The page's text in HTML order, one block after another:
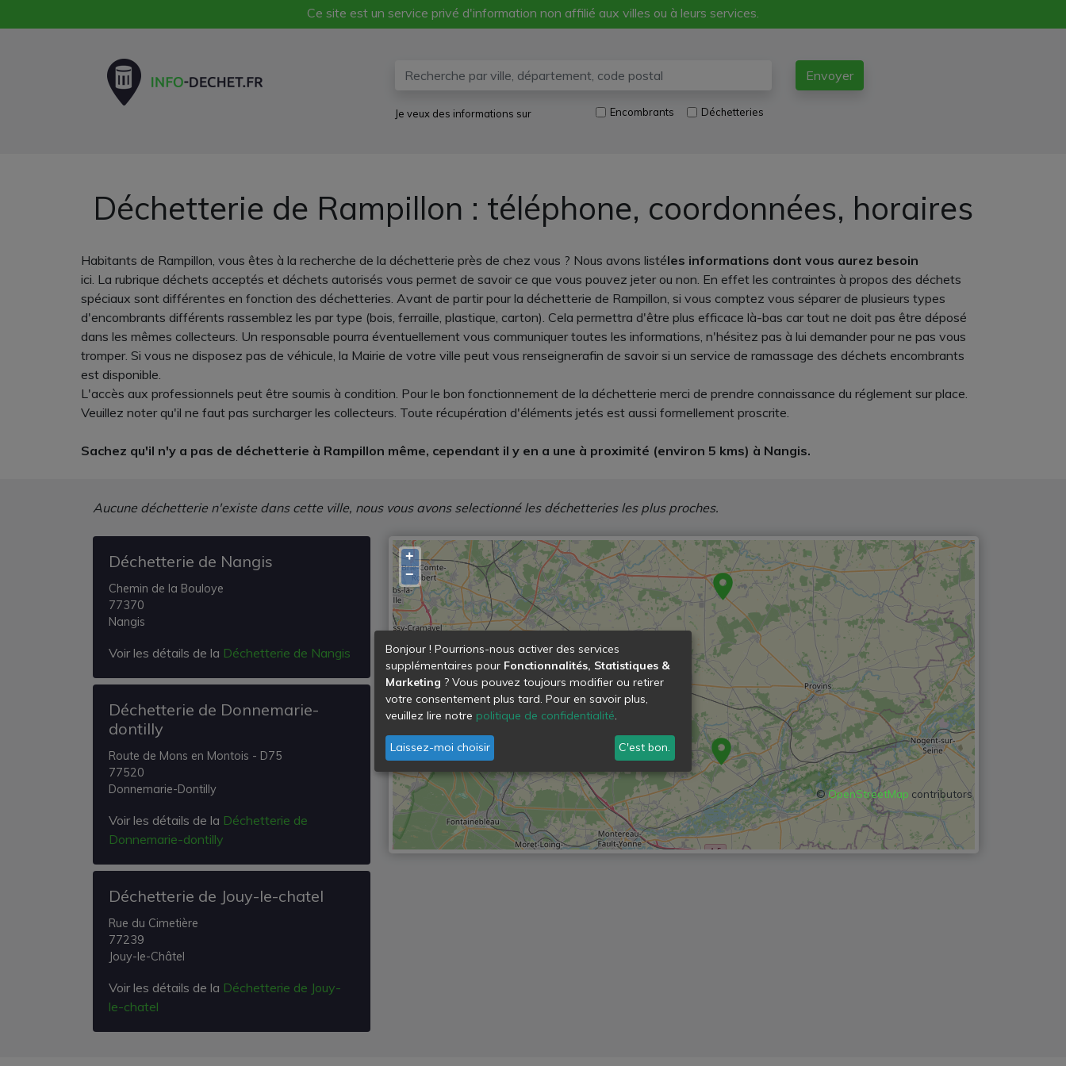
Ce site est un service privé d'information non affilié aux villes ou à leurs services.
Envoyer
Je veux des informations sur Encombrants Déchetteries
Déchetterie de Rampillon : téléphone, coordonnées, horaires
Habitants de Rampillon, vous êtes à la recherche de la déchetterie près de chez vous ? Nous avons listéles informations dont vous aurez besoin
ici. La rubrique déchets acceptés et déchets autorisés vous permet de savoir ce que vous pouvez jeter ou non. En effet les contraintes à propos des déchets
spéciaux sont différentes en fonction des déchetteries. Avant de partir pour la déchetterie de Rampillon, si vous comptez vous séparer de plusieurs types
d'encombrants différents rassemblez les par type (bois, ferraille, plastique, carton). Cela permettra d'être plus efficace là-bas car tout ne doit pas être déposé
dans les mêmes collecteurs. Un responsable pourra éventuellement vous communiquer toutes les informations, n'hésitez pas à lui demander pour ne pas vous
tromper. Si vous ne disposez pas de véhicule, la Mairie de votre ville peut vous renseignerafin de savoir si un service de ramassage des déchets encombrants
est disponible.
L'accès aux professionnels peut être soumis à condition. Pour le bon fonctionnement de la déchetterie merci de prendre connaissance du réglement sur place.
Veuillez noter qu'il ne faut pas surcharger les collecteurs. Toute récupération d'éléments jetés est aussi formellement proscrite.
Sachez qu'il n'y a pas de déchetterie à Rampillon même, cependant il y en a une à proximité (environ 5 kms) à Nangis.
Aucune déchetterie n'existe dans cette ville, nous vous avons selectionné les déchetteries les plus proches.
Déchetterie de Nangis
Chemin de la Bouloye
77370
Nangis
Voir les détails de la Déchetterie de Nangis
Déchetterie de Donnemarie-
dontilly
Route de Mons en Montois - D75
77520
Donnemarie-Dontilly
Voir les détails de la Déchetterie de
Donnemarie-dontilly
Déchetterie de Jouy-le-chatel
Rue du Cimetière
77239
Jouy-le-Châtel
Voir les détails de la Déchetterie de Jouy-
le-chatel
+
−
©OpenStreetMap contributors
Bonjour ! Pourrions-nous activer des services
supplémentaires pour Fonctionnalités, Statistiques &
Marketing ? Vous pouvez toujours modifier ou retirer
votre consentement plus tard. Pour en savoir plus,
veuillez lire notre politique de confidentialité.
Laissez-moi choisir C'est bon.